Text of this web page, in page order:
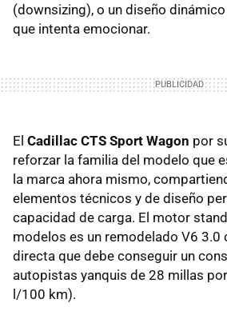
(downsizing), o un diseño
que intenta emocionar.
El Cadillac CTS Sport Wagon por
reforzar la familia del modelo que
la marca ahora mismo,
elementos técnicos y de diseño
capacidad de carga. El motor
modelos es un remodelado V6 3.0
directa que debe conseguir un
autopistas yanquis de 28 millas
l/100 km).